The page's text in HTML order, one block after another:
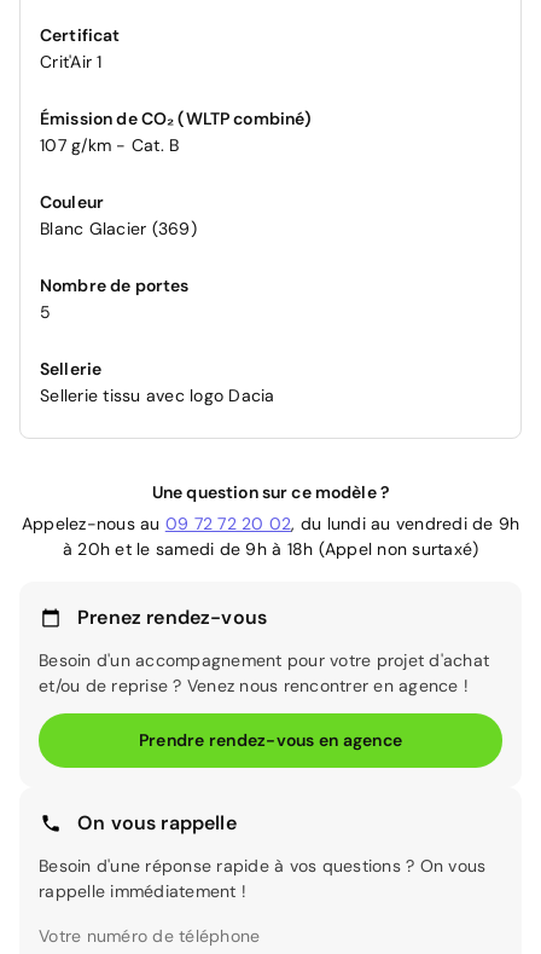
Certificat
Crit'Air 1
Émission de CO₂ (WLTP combiné)
107 g/km - Cat. B
Couleur
Blanc Glacier (369)
Nombre de portes
5
Sellerie
Sellerie tissu avec logo Dacia
Une question sur ce modèle ?
Appelez-nous au 09 72 72 20 02, du lundi au vendredi de 9h
à 20h et le samedi de 9h à 18h (Appel non surtaxé)
Prenez rendez-vous
Besoin d'un accompagnement pour votre projet d'achat
et/ou de reprise ? Venez nous rencontrer en agence !
Prendre rendez-vous en agence
On vous rappelle
Besoin d'une réponse rapide à vos questions ? On vous
rappelle immédiatement !
Votre numéro de téléphone